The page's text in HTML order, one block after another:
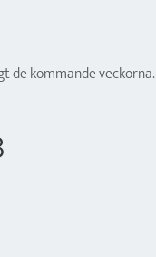
de kommande veckorna.